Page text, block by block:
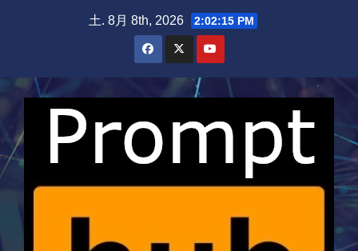
土. 8月 8th, 2026 2:02:15 PM